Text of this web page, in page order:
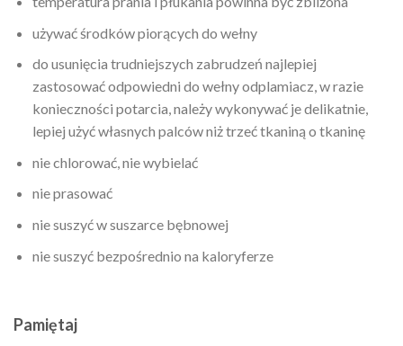
używać środków piorących do wełny
do usunięcia trudniejszych zabrudzeń najlepiej
zastosować odpowiedni do wełny odplamiacz, w razie
konieczności potarcia, należy wykonywać je delikatnie,
lepiej użyć własnych palców niż trzeć tkaniną o tkaninę
nie chlorować, nie wybielać
nie prasować
nie suszyć w suszarce bębnowej
nie suszyć bezpośrednio na kaloryferze
Pamiętaj